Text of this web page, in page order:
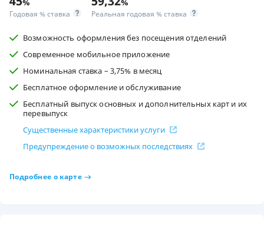
Годовая % ставка Реальная годовая % ставка
Возможность оформления без посещения отделений
Современное мобильное приложение
Номинальная ставка – 3,75% в месяц
Бесплатное оформление и обслуживание
Бесплатный выпуск основных и дополнительных карт и их
перевыпуск
Существенные характеристики услуги
Предупреждение о возможных последствиях
Подробнее о карте